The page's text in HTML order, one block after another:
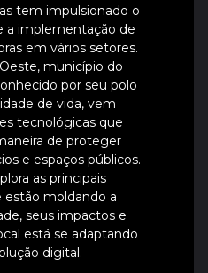
tem impulsionado o
a implementação de
em vários setores.
município do
por seu polo
de vida, vem
tecnológicas que
de proteger
e espaços públicos.
as principais
moldando a
seus impactos e
está se adaptando
digital.